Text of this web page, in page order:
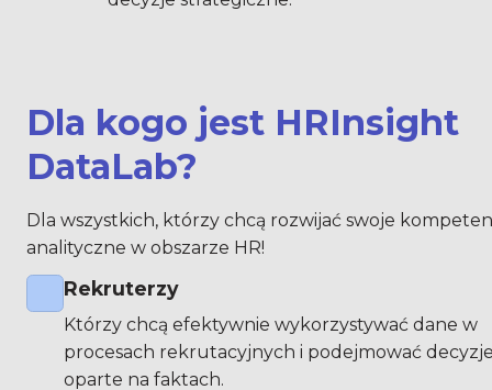
Dla kogo jest HRInsight
DataLab?
Dla wszystkich, którzy chcą rozwijać swoje
analityczne w obszarze HR!
Rekruterzy
Którzy chcą efektywnie wykorzystywać dane w
procesach rekrutacyjnych i podejmować
oparte na faktach.